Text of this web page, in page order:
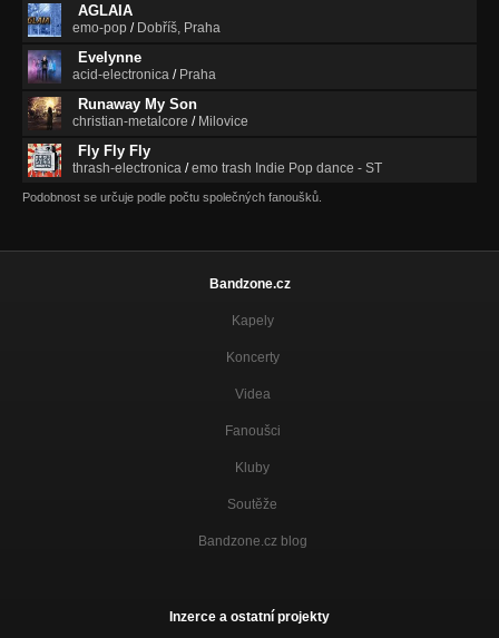
AGLAIA
emo-pop / Dobříš, Praha
Evelynne
acid-electronica / Praha
Runaway My Son
christian-metalcore / Milovice
Fly Fly Fly
thrash-electronica /emo trash Indie Pop dance - ST
Podobnost se určuje podle počtu společných fanoušků.
Bandzone.cz
Kapely
Koncerty
Videa
Fanoušci
Kluby
Soutěže
Bandzone.cz blog
Inzerce a ostatní projekty